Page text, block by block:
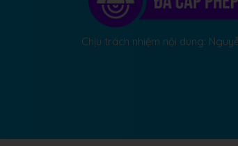
Chịu trách nhiệm nội dung: